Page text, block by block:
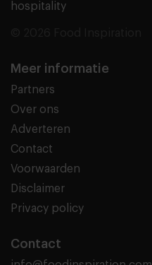
hospitality
Meer informatie
Partners
Over ons
Adverteren
Contact
Voorwaarden
Disclaimer
Privacy policy
Contact